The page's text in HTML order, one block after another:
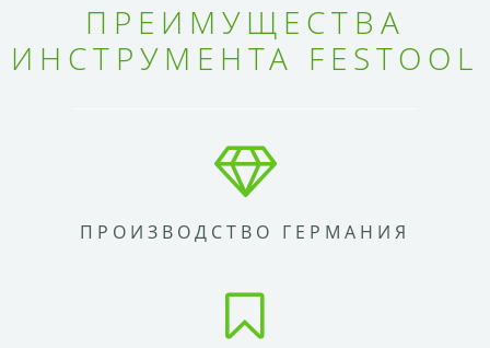
ПРЕИМУЩЕСТВА
ИНСТРУМЕНТА FESTOOL
ПРОИЗВОДСТВО ГЕРМАНИЯ